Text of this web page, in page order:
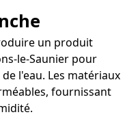
un produit
le-Saunier pour
l'eau. Les matériaux
fournissant